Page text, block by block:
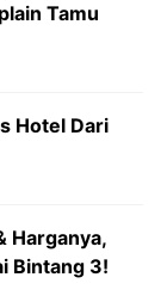
Tamu
Hotel Dari
Harganya,
Bintang 3!